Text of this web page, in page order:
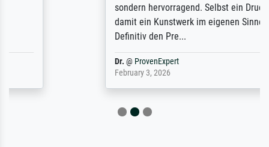
sondern hervorragend. Selbst ein Druck ist
damit ein Kunstwerk im eigenen Sinne.
Definitiv den Pre...